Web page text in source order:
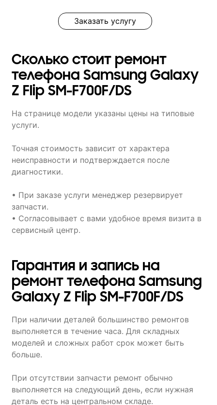
Заказать услугу
Сколько стоит ремонт
телефона Samsung Galaxy
Z Flip SM-F700F/DS
На странице модели указаны цены на типовые
услуги.
Точная стоимость зависит от характера
неисправности и подтверждается после
диагностики.
• При заказе услуги менеджер резервирует
запчасти.
• Согласовывает с вами удобное время визита в
сервисный центр.
Гарантия и запись на
ремонт телефона Samsung
Galaxy Z Flip SM-F700F/DS
При наличии деталей большинство ремонтов
выполняется в течение часа. Для складных
моделей и сложных работ срок может быть
больше.
При отсутствии запчасти ремонт обычно
выполняется на следующий день, если нужная
деталь есть на центральном складе.